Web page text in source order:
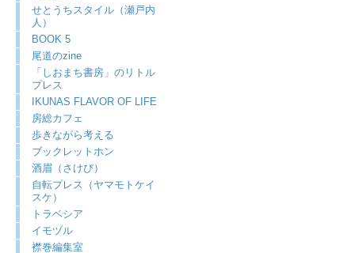
せとうちスタイル（瀬戸内
人）
BOOK 5
尾道のzine
「しおまち書房」のリトル
プレス
IKUNAS FLAVOR OF LIFE
房総カフェ
歩きながら考える
ブックレットホン
酒眉（さけび）
自転プレス（ヤマモトケイ
スケ）
トラベシア
イモヅル
襟巻編集室